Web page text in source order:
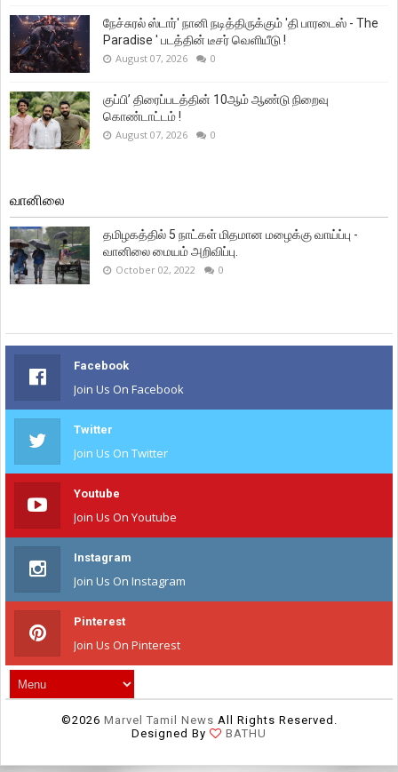
நேச்சுரல் ஸ்டார்' நானி நடித்திருக்கும் 'தி பாரடைஸ் - The
Paradise ' படத்தின் டீசர் வெளியீடு !
August 07, 2026 0
குப்பி’ திரைப்படத்தின் 10ஆம் ஆண்டு நிறைவு
கொண்டாட்டம் !
August 07, 2026 0
வானிலை
தமிழகத்தில் 5 நாட்கள் மிதமான மழைக்கு வாய்ப்பு -
வானிலை மையம் அறிவிப்பு.
October 02, 2022 0
Facebook
Join Us On Facebook
Twitter
Join Us On Twitter
Youtube
Join Us On Youtube
Instagram
Join Us On Instagram
Pinterest
Join Us On Pinterest
©2026 Marvel Tamil News All Rights Reserved.
Designed By
BATHU